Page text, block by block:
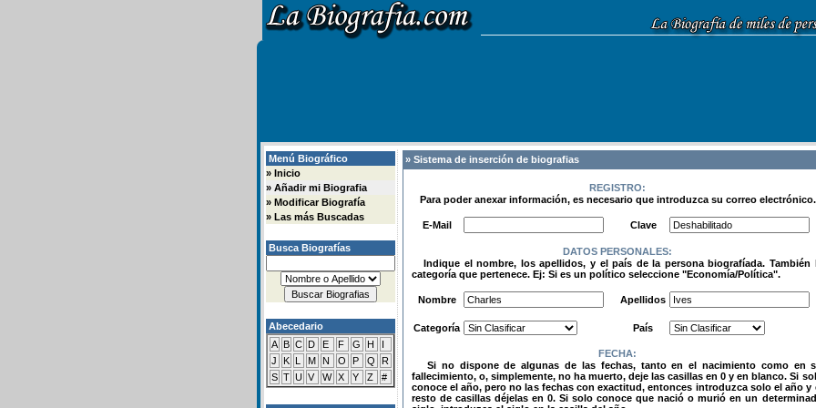
Menú Biográfico
» Inicio
» Añadir mi Biografia
» Modificar Biografía
» Las más Buscadas
Busca Biografías
Abecedario
A B C D E F G H
I
J
K L M N O P Q
R
S T U V W X Y Z #
» Sistema de inserción de biografias
REGISTRO:
Para poder anexar información, es necesario que introduzca su correo electrónico.
E-Mail
Clave
DATOS PERSONALES:
Indique el nombre, los apellidos, y el país de la persona biografíada. También
categoría que pertenece. Ej: Si es un político seleccione "Economía/Política".
Nombre
Apellidos
Categoría País
FECHA:
Si no dispone de algunas de las fechas, tanto en el nacimiento como en
fallecimiento, o, simplemente, no ha muerto, deje las casillas en 0 y en blanco. Si
conoce el año, pero no las fechas con exactitud, entonces introduzca solo el año y
resto de casillas déjelas en 0. Si solo conoce que nació o murió en un